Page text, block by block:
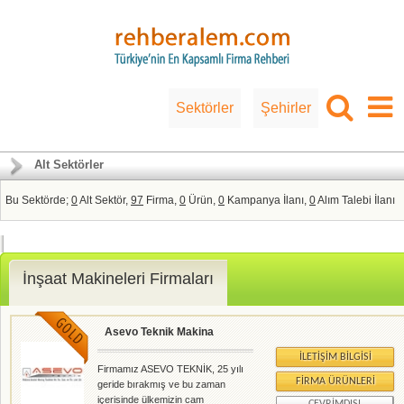
Sektörler Şehirler
Alt Sektörler
Bu Sektörde; 0Alt Sektör, 97 Firma, 0 Ürün, 0 Kampanya İlanı, 0Alım Talebi İlanı
İnşaat Makineleri Firmaları
Asevo Teknik Makina
Firmamız ASEVO TEKNİK, 25 yılı
geride bırakmış ve bu zaman
içerisinde ülkemizin cam
İLETIŞIM BILGISI
FIRMA ÜRÜNLERI